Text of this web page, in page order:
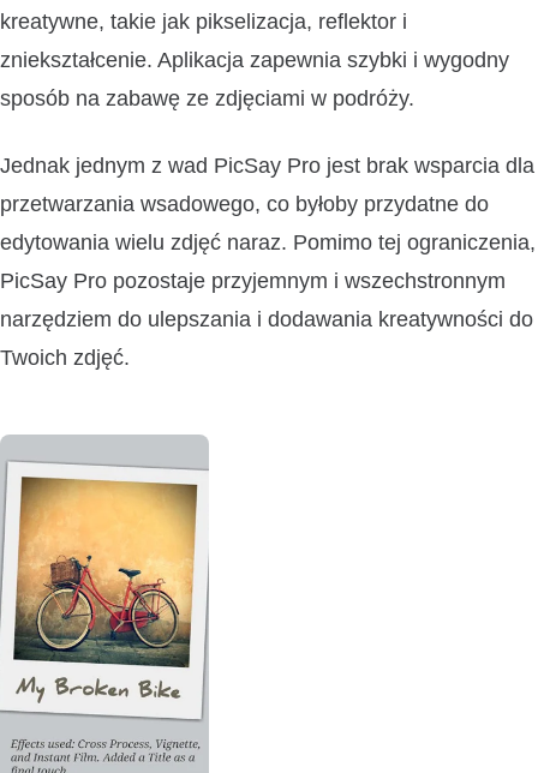
kreatywne, takie jak pikselizacja, reflektor i
zniekształcenie. Aplikacja zapewnia szybki i wygodny
sposób na zabawę ze zdjęciami w podróży.
Jednak jednym z wad PicSay Pro jest brak wsparcia dla
przetwarzania wsadowego, co byłoby przydatne do
edytowania wielu zdjęć naraz. Pomimo tej ograniczenia,
PicSay Pro pozostaje przyjemnym i wszechstronnym
narzędziem do ulepszania i dodawania kreatywności do
Twoich zdjęć.